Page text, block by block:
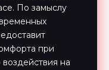
По замыслу
при
на